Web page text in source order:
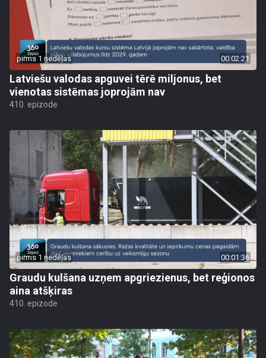
pirms 1 nedēļas 00:02:21
Latviešu valodas apguvei tērē miljonus, bet
vienotas sistēmas joprojām nav
410. epizode
pirms 1 nedēļas 00:01:36
Graudu kulšana uzņem apgriezienus, bet reģionos
aina atšķiras
410. epizode